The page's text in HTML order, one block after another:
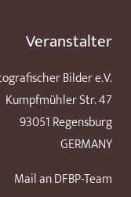
Veranstalter
Bilder e.V.
Kumpfmühler Str. 47
93051 Regensburg
GERMANY
Mail an DFBP-Team